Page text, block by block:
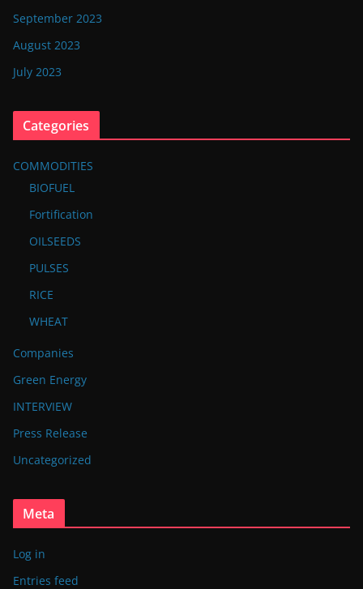
September 2023
August 2023
July 2023
Categories
COMMODITIES
BIOFUEL
Fortification
OILSEEDS
PULSES
RICE
WHEAT
Companies
Green Energy
INTERVIEW
Press Release
Uncategorized
Meta
Log in
Entries feed